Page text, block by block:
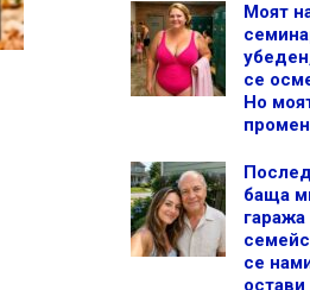
Моят
се
Но
баща
се